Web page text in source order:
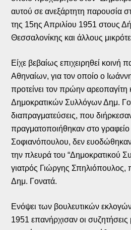
αυτού σε ανεξάρτητη παρουσία
της 15ης Απριλίου 1951 στους
Θεσσαλονίκης και άλλους
Είχε βεβαίως επιχειρηθεί κοινή
Αθηναίων, για τον οποίο ο
προτείνει τον πρώην αρεοπαγίτη
Δημοκρατικών Συλλόγων Δημ.
διαπραγματεύσεις, που
πραγματοποιήθηκαν στο
Σοφιανόπουλου, δεν
την πλευρά του “Δημοκρατικού
γιατρός Γιώργης Σπηλιόπουλος,
Δημ. Γονατά.
Ενόψει των βουλευτικών
1951 επανήρχισαν οι